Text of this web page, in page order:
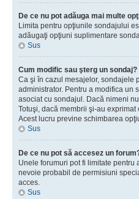
De ce nu pot adăuga mai multe
Limita pentru opţiunile sondajului
adăugaţi opţiuni suplimentare
Sus
Cum modific sau şterg un sondaj?
Ca şi în cazul mesajelor, sondajele
administrator. Pentru a modifica un
asociat cu sondajul. Dacă nimeni
Totuşi, dacă membrii şi-au
Acest lucru previne schimbarea
Sus
De ce nu pot să accesez un
Unele forumuri pot fi limitate pentru
nevoie probabil de permisiuni
acces.
Sus